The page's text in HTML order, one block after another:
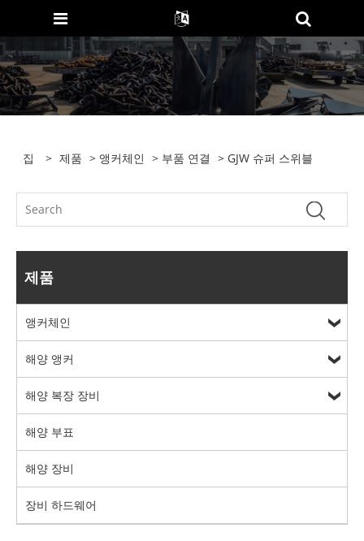
집 > 제품 > 앵커체인 > 부품 연결 > GJW 슈퍼 스위블
제품
앵커체인
해양 앵커
해양 복장 장비
해양 부표
해양 장비
장비 하드웨어